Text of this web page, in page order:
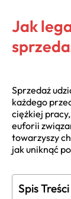
Jak
Sprzedaż
każdego
ciężkiej
euforii
towarzyszy
jak uniknąć
Spis Treści